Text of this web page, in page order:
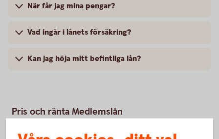
När får jag mina pengar?
Vad ingår i lånets försäkring?
Kan jag höja mitt befintliga lån?
Pris och ränta Medlemslån